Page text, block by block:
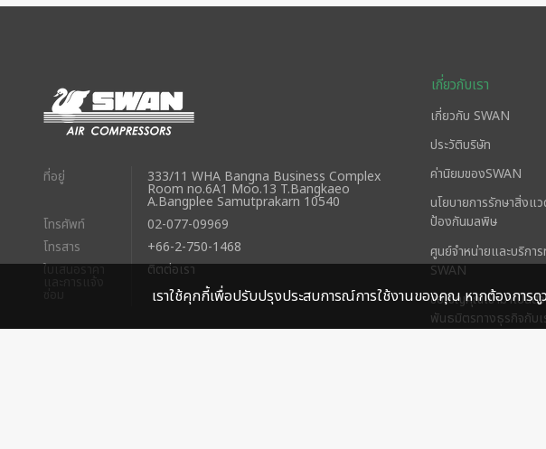
ที่อยู่ 333/11 WHA Bangna Business Complex
Room no.6A1 Moo.13 T.Bangkaeo
A.Bangplee Samutprakarn 10540
โทรศัพท์
02-077-09969
โทรสาร
+66-2-750-1468
ใบเสนอราคา
ติตต่อเรา
เกี่ยวกับเรา
เกี่ยวกับ SWAN
ประวัติบริษัท
ค่านิยมของSWAN
นโยบายการรักษาสิ่งแ
ป้องกันมลพิษ
ศูนย์จำหน่ายและบริกา
SWAN
ขอเชิญคุณเข้ามาเป็นส่
พันธมิตรทางธุรกิจกับเ
เราใช้คุกกี้เพื่อปรับปรุงประสบการณ์การใช้งานของคุณ หากต้องการดู